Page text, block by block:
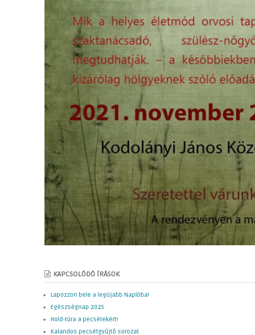
KAPCSOLÓDÓ ÍRÁSOK
Lapozzon bele a legújabb Naplóba!
Egészségnap 2025
Hold-túra a pecsétekért!
Kalandos pecsétgyűjtő sorozat